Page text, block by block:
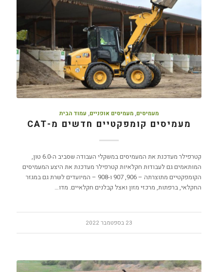
מעמיסים, מעמיסים אופניים, עמוד הבית
מעמיסים קומפקטיים חדשים מ-CAT
קטרפילר מעדכנת את המעמיסים במשקלי העבודה שסביב ה-6.0 טון,
המותאמים גם לעבודות חקלאיות קטרפילר מעדכנת את היצע המעמיסים
הקומפקטיים מתוצרתה – 906, 907 ו-908 – המיועדים לשרת גם במגזר
החקלאי, ברפתות, מרכזי מזון ואצל קבלנים חקלאיים. מדו…
23 בספטמבר 2022